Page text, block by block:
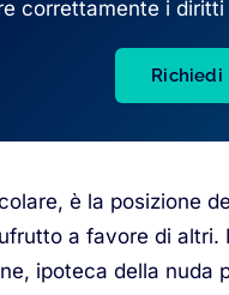
correttamente i diritti
Richiedi
è la posizione
a favore di
ipoteca della nuda